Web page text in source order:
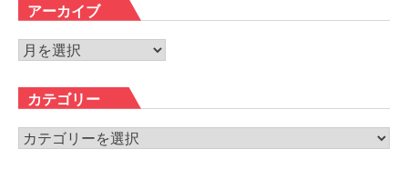
アーカイブ
ア
カ
イ
ブ
カテゴリー
カ